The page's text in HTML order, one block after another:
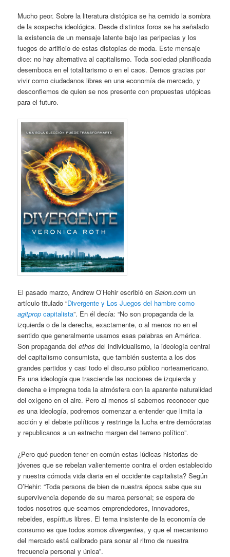
Mucho peor. Sobre la literatura distópica se ha cernido la sombra
de la sospecha ideológica. Desde distintos foros se ha señalado
la existencia de un mensaje latente bajo las peripecias y los
fuegos de artificio de estas distopías de moda. Este mensaje
dice: no hay alternativa al capitalismo. Toda sociedad planificada
desemboca en el totalitarismo o en el caos. Demos gracias por
vivir como ciudadanos libres en una economía de mercado, y
desconfiemos de quien se nos presente con propuestas utópicas
para el futuro.
El pasado marzo, Andrew O’Hehir escribió enSalon.com un
artículo titulado “Divergente y Los Juegos del hambre como
agitprop capitalista”. En él decía: “No son propaganda de la
izquierda o de la derecha, exactamente, o al menos no en el
sentido que generalmente usamos esas palabras en América.
Son propaganda delethos del individualismo, la ideología central
del capitalismo consumista, que también sustenta a los dos
grandes partidos y casi todo el discurso público norteamericano.
Es una ideología que trasciende las nociones de izquierda y
derecha e impregna toda la atmósfera con la aparente naturalidad
del oxígeno en el aire. Pero al menos si sabemos reconocer que
es una ideología, podremos comenzar a entender que limita la
acción y el debate políticos y restringe la lucha entre demócratas
y republicanos a un estrecho margen del terreno político”.
¿Pero qué pueden tener en común estas lúdicas historias de
jóvenes que se rebelan valientemente contra el orden establecido
y nuestra cómoda vida diaria en el occidente capitalista? Según
O’Hehir: “Toda persona de bien de nuestra época sabe que su
supervivencia depende de su marca personal; se espera de
todos nosotros que seamos emprendedores, innovadores,
rebeldes, espíritus libres. El tema insistente de la economía de
consumo es que todos somosdivergentes, y que el mecanismo
del mercado está calibrado para sonar al ritmo de nuestra
frecuencia personal y única”.